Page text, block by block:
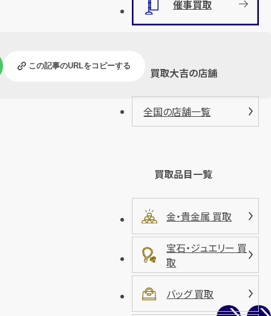
この記事のURLをコピーする
催事買取
買取大吉の店舗
全国の店舗一覧
買取品目一覧
金・貴金属 買取
宝石・ジュエリー 買
取
バッグ 買取